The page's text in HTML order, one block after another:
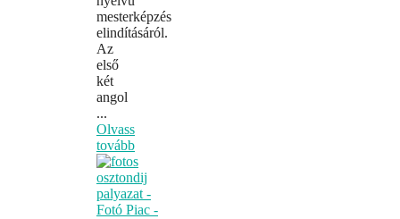
mesterképzés
elindításáról.
Az
első
két
angol
...
Olvass
tovább